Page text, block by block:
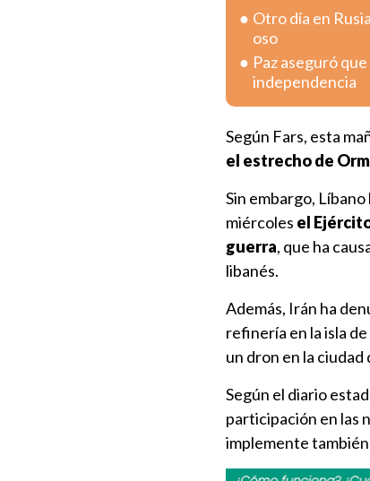
Otro día en
oso
Paz aseguró
independencia
Según Fars, esta
el estrecho de
Sin embargo,
miércoles el
guerra, que ha
libanés.
Además, Irán ha
refinería en la isla de
un dron en la ciudad
Según el diario
participación en las
implemente